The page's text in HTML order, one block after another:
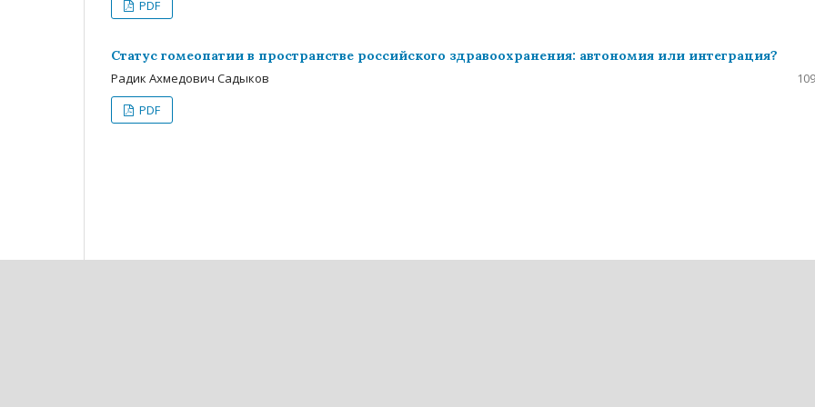
PDF
Статус гомеопатии в пространстве российского здравоохранения: автономия или интеграция?
Радик Ахмедович Садыков
PDF